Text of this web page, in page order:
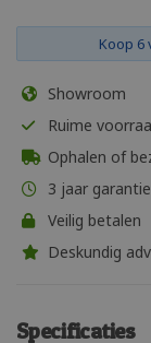
Koop 6
Showroom
Ruime
Ophalen of
3 jaar garantie
Veilig betalen
Deskundig
Specificaties